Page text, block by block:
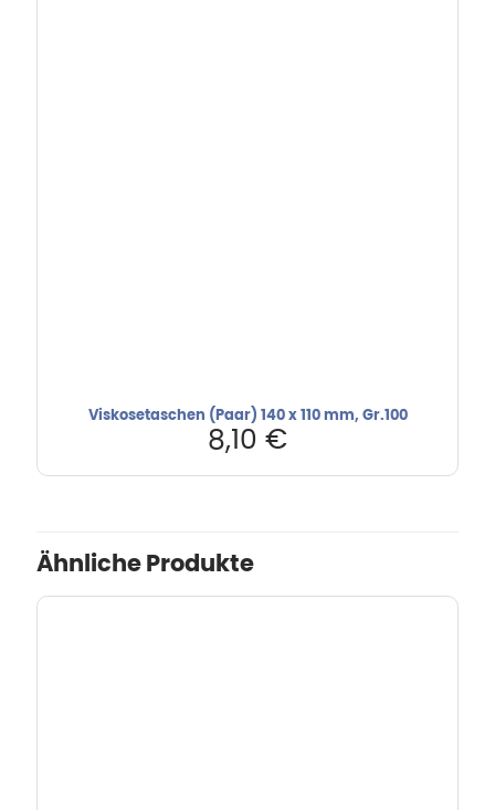
Viskosetaschen (Paar) 140 x 110 mm, Gr.100
8,10 €
Ähnliche Produkte